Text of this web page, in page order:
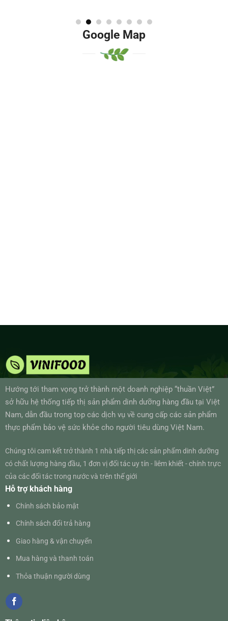
Google Map
Hướng tới tham vọng trở thành một doanh nghiệp “thuần Việt”
sở hữu hệ thống tiếp thị sản phẩm dinh dưỡng hàng đầu tại Việt
Nam, dẫn đầu trong top các dịch vụ về cung cấp các sản phẩm
thực phẩm bảo vệ sức khỏe cho người tiêu dùng Việt Nam.
Chúng tôi cam kết trở thành 1 nhà tiếp thị các sản phẩm dinh dưỡng
có chất lượng hàng đầu, 1 đơn vị đối tác uy tín - liêm khiết - chính trực
của các đối tác trong nước và trên thế giới
Hỗ trợ khách hàng
Chính sách bảo mật
Chính sách đổi trả hàng
Giao hàng & vận chuyển
Mua hàng và thanh toán
Thỏa thuận người dùng